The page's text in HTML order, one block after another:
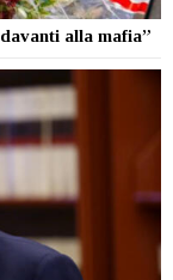
alla mafia”